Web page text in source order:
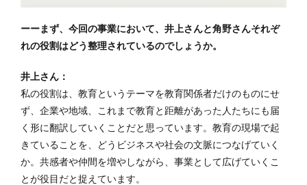
ーーまず、今回の事業において、井上さんと角野さんそれぞ
れの役割はどう整理されているのでしょうか。
井上さん：
私の役割は、教育というテーマを教育関係者だけのものにせ
ず、企業や地域、これまで教育と距離があった人たちにも届
く形に翻訳していくことだと思っています。教育の現場で起
きていることを、どうビジネスや社会の文脈につなげていく
か。共感者や仲間を増やしながら、事業として広げていくこ
とが役目だと捉えています。